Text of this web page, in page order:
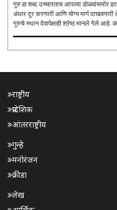
गुरु हा शब्द उच्चारताच आपल्या डोळ्यांसमोर
अंधार दूर करणारी आणि योग्य मार्ग
गुरुचे स्थान देवापेक्षाही श्रेष्ठ मानले गेले आहे.
राष्ट्रीय
प्रादेशिक
आंतरराष्ट्रीय
गुन्हे
मनोरंजन
क्रीडा
लेख